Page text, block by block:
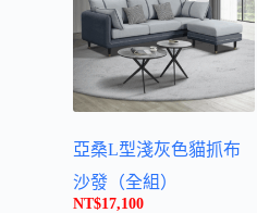
亞桑L型淺灰色貓抓布
沙發（全組）
NT$17,100